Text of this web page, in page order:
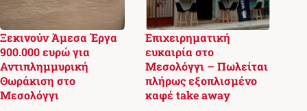
Ξεκινούν Άμεσα Έργα
900.000 ευρώ για
Αντιπλημμυρική
Θωράκιση στο
Μεσολόγγι
Επιχειρηματική
ευκαιρία στο
Μεσολόγγι – Πωλείται
πλήρως εξοπλισμένο
καφέ take away